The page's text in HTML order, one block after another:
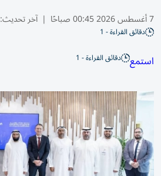
7 أغسطس 2026 00:45 صباحًا | آخر تحديث:
دقائق القراءة - 1
استمع دقائق القراءة - 1